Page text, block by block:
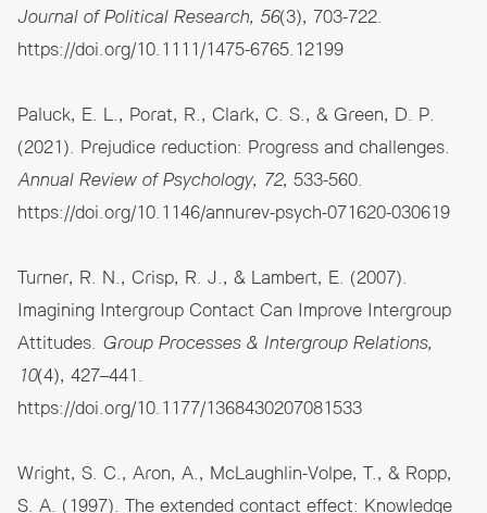
Journal of Political Research, 56(3), 703-722.
https://doi.org/10.1111/1475-6765.12199
Paluck, E. L., Porat, R., Clark, C. S., & Green, D. P.
(2021). Prejudice reduction: Progress and challenges.
Annual Review of Psychology, 72, 533-560.
https://doi.org/10.1146/annurev-psych-071620-030619
Turner, R. N., Crisp, R. J., & Lambert, E. (2007).
Imagining Intergroup Contact Can Improve Intergroup
Attitudes. Group Processes & Intergroup Relations,
10(4), 427–441.
https://doi.org/10.1177/1368430207081533
Wright, S. C., Aron, A., McLaughlin-Volpe, T., & Ropp,
S. A. (1997). The extended contact effect: Knowledge